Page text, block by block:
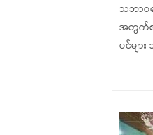
သဘာဝ​ဘ
အတွက်စာ
ပင်မျာ